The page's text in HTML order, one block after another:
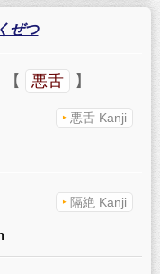
くぜつ
【 悪舌 】
悪舌 Kanji
隔絶 Kanji